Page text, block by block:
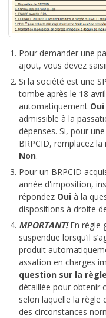
Pour demander une
ajout, vous devez
Si la société est une
tombe après le 18
automatiquement Oui
admissible à la
dépenses. Si, pour
BRPCID, remplacez
Non.
Pour un BRPCID
année d'imposition,
répondez Oui à la
dispositions à droite
MPORTANT!En règle
suspendue lorsqu’il
produit
assation en charges
question sur la
détaillée pour obtenir
selon laquelle la règle
des circonstances